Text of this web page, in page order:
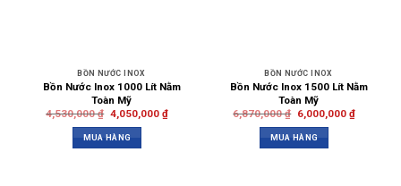
BỒN NƯỚC INOX
Bồn Nước Inox 1000 Lít Nằm
Toàn Mỹ
4,530,000₫ 4,050,000 ₫
MUA HÀNG
BỒN NƯỚC INOX
Bồn Nước Inox 1500 Lít Nằm
Toàn Mỹ
6,870,000₫ 6,000,000 ₫
MUA HÀNG